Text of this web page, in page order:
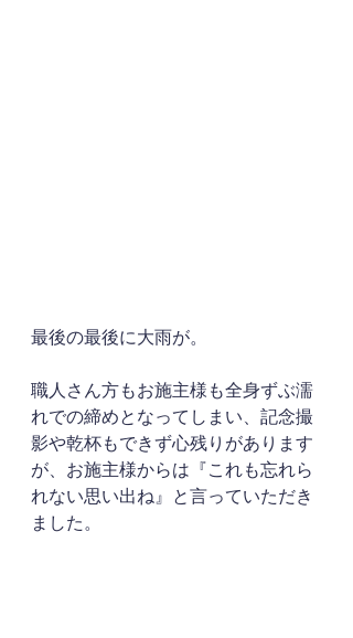
最後の最後に大雨が。
職人さん方もお施主様も全身ずぶ濡
れでの締めとなってしまい、記念撮
影や乾杯もできず心残りがあります
が、お施主様からは『これも忘れら
れない思い出ね』と言っていただき
ました。